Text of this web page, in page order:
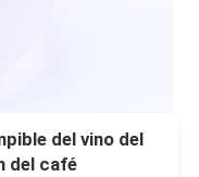
del vino del
del café